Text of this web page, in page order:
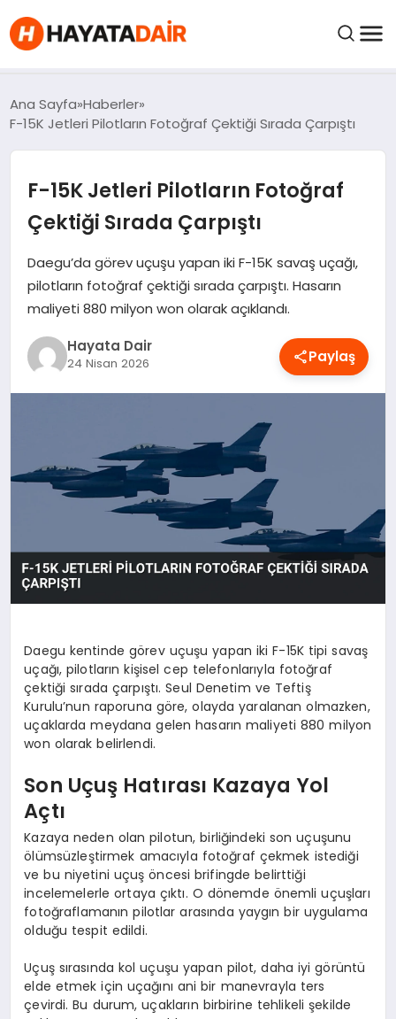
FIYATLAR
HABERLER
KRIPTO PARALAR
KIMDIR?
NEDIR?
RÜYA TABIRLERI
TEKNOLOJI
Ana Sayfa Haberler
F-15K Jetleri Pilotların Fotoğraf Çektiği Sırada Çarpıştı
F-15K Jetleri Pilotların Fotoğraf
Çektiği Sırada Çarpıştı
Daegu’da görev uçuşu yapan iki F-15K savaş uçağı,
pilotların fotoğraf çektiği sırada çarpıştı. Hasarın
maliyeti 880 milyon won olarak açıklandı.
Hayata Dair
24 Nisan 2026 Paylaş
Daegu kentinde görev uçuşu yapan iki F-15K tipi savaş
uçağı, pilotların kişisel cep telefonlarıyla fotoğraf
çektiği sırada çarpıştı. Seul Denetim ve Teftiş
Kurulu’nun raporuna göre, olayda yaralanan olmazken,
uçaklarda meydana gelen hasarın maliyeti 880 milyon
won olarak belirlendi.
Son Uçuş Hatırası Kazaya Yol
Açtı
Kazaya neden olan pilotun, birliğindeki son uçuşunu
ölümsüzleştirmek amacıyla fotoğraf çekmek istediği
ve bu niyetini uçuş öncesi brifingde belirttiği
incelemelerle ortaya çıktı. O dönemde önemli uçuşları
fotoğraflamanın pilotlar arasında yaygın bir uygulama
olduğu tespit edildi.
Uçuş sırasında kol uçuşu yapan pilot, daha iyi görüntü
elde etmek için uçağını ani bir manevrayla ters
çevirdi. Bu durum, uçakların birbirine tehlikeli şekilde